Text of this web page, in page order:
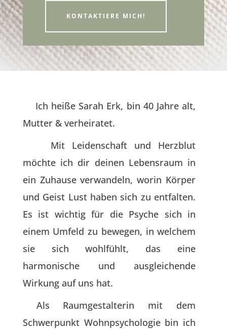
KONTAKTIERE MICH!
Ich heiße Sarah Erk, bin 40 Jahre alt,
Mutter & verheiratet.
Mit Leidenschaft und Herzblut
möchte ich dir deinen Lebensraum in
ein Zuhause verwandeln, worin Körper
und Geist Lust haben sich zu entfalten.
Es ist wichtig für die Psyche sich in
einem Umfeld zu bewegen, in welchem
sie sich wohlfühlt, das eine
harmonische und ausgleichende
Wirkung auf uns hat.
Als Raumgestalterin mit dem
Schwerpunkt Wohnpsychologie bin ich